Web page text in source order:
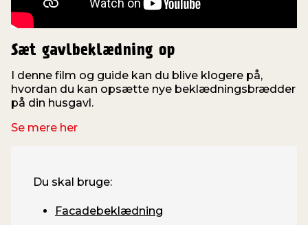
Sæt gavlbeklædning op
I denne film og guide kan du blive klogere på,
hvordan du kan opsætte nye beklædningsbrædder
på din husgavl.
Se mere her
Du skal bruge:
Facadebeklædning